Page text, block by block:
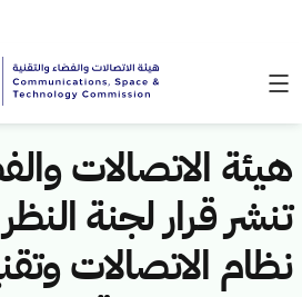
هيئة الاتصالات
تنشر قرار لجنة
نظام الاتصالات